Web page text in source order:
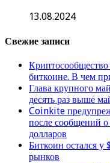
13.08.2024
Свежие записи
Криптосообщество
биткоине. В чем
Глава крупного
десять раз выше
Coinkite
после сообщений
долларов
Биткоин остался у
рынков